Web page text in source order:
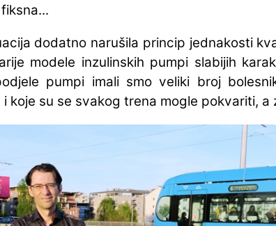
dodatno narušila princip jednakosti
modele inzulinskih pumpi slabijih
pumpi imali smo veliki broj
koje su se svakog trena mogle pokvariti, a